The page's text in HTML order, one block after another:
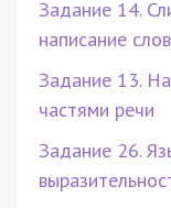
Задание 14.
написание слов
Задание 13.
частями речи
Задание 26.